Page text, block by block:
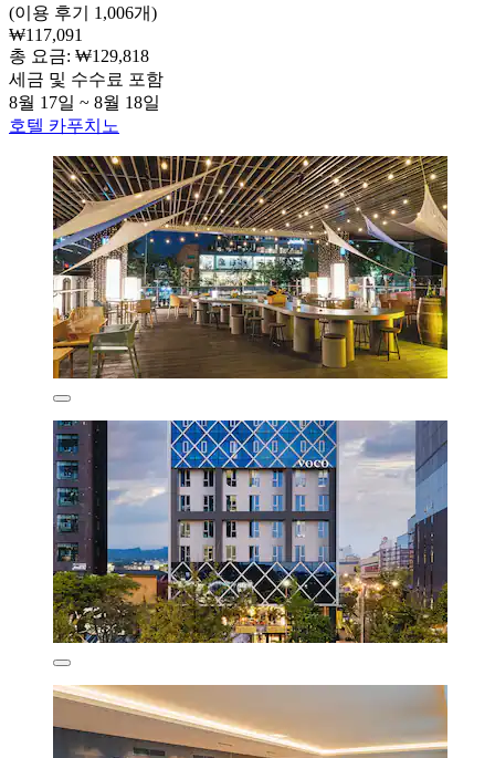
(이용 후기 1,006개)
₩117,091
총 요금: ₩129,818
세금 및 수수료 포함
8월 17일 ~ 8월 18일
호텔 카푸치노